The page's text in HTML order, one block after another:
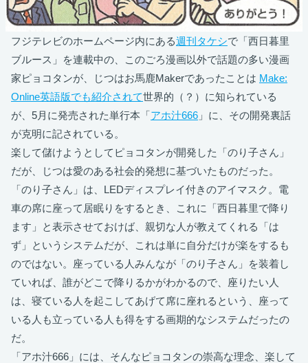
フジテレビのホームページ内にある週刊タケシで「西日暮里
ブルース」を連載中の、このごろ漫画以外で話題の多い漫画
家ピョコタンが、じつはお馬鹿Makerであったことは Make:
Online英語版でも紹介されて世界的（？）に知られている
が、5月に発売された単行本「アホ汁666 」に、その開発裏話
が克明に記されている。
楽して儲けようとしてピョコタンが開発した「のり子さん」
だが、じつは愛のある社会的発想に基づいたものだった。
「のり子さん」は、LEDディスプレイ付きのアイマスク。電
車の席に座って居眠りをするとき、これに「西日暮里で降り
ます」と表示させておけば、親切な人が教えてくれる「は
ず」というシステムだが、これは単に自分だけが楽をするも
のではない。座っている人みんなが「のり子さん」を装着し
ていれば、誰がどこで降りるかがわかるので、座りたい人
は、寝ている人を起こしてあげて席に座れるという、座って
いる人も立っている人も得をする画期的なシステムだったの
だ。
「アホ汁666」には、そんなピョコタンの崇高な理念、楽して